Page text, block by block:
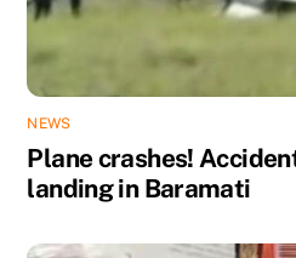
NEWS
Plane crashes!
landing in Baramati